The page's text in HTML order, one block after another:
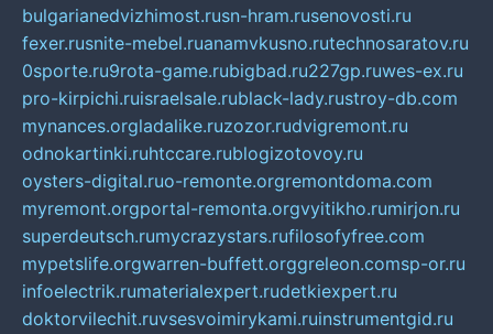
bulgarianedvizhimost.rusn-hram.rusenovosti.ru
fexer.rusnite-mebel.ruanamvkusno.rutechnosaratov.ru
0sporte.ru9rota-game.rubigbad.ru227gp.ruwes-ex.ru
pro-kirpichi.ruisraelsale.rublack-lady.rustroy-db.com
mynances.orgladalike.ruzozor.rudvigremont.ru
odnokartinki.ruhtccare.rublogizotovoy.ru
oysters-digital.ruo-remonte.orgremontdoma.com
myremont.orgportal-remonta.orgvyitikho.rumirjon.ru
superdeutsch.rumycrazystars.rufilosofyfree.com
mypetslife.orgwarren-buffett.orggreleon.comsp-or.ru
infoelectrik.rumaterialexpert.rudetkiexpert.ru
doktorvilechit.ruvsesvoimirykami.ruinstrumentgid.ru